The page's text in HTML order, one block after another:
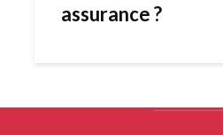
assurance ?